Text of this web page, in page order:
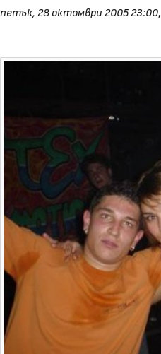
петък, 28 октомври 2005 23:00,